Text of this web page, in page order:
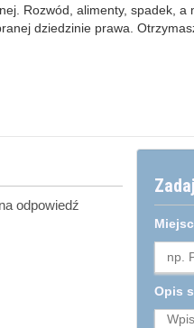
Rozwód, alimenty, spadek,
dziedzinie prawa.
Opis
odpowiedź